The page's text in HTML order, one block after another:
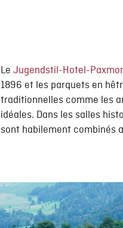
Le Jugendstil-Hotel-
1896 et les parquets en
traditionnelles comme les
idéales. Dans les salles
sont habilement combinés